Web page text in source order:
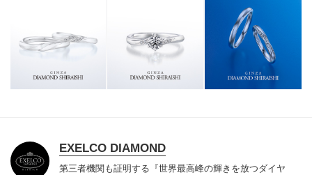
揃え、ふたりの「似合う」と「好き」を同時に叶えた満
足の選択ができる指輪をご提案しています。多くのお客
様にご満足いただけている、一生身に着けるための指輪
のクオリティや購入後のアフターサービスをぜひ一度店
頭でお確かめください。
EXELCO DIAMOND
第三者機関も証明する『世界最高峰の輝きを放つダイヤ